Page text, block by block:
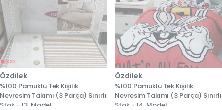
Özdilek
%100 Pamuklu Tek Kişilik
Nevresim Takımı (3 Parça) Sınırlı
Stok - 13. Model
Özdilek
%100 Pamuklu Tek Kişilik
Nevresim Takımı (3 Parça) Sınırlı
Stok - 14. Model